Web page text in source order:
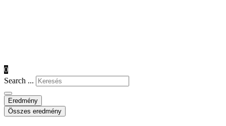
0
Search ...
Eredmény
Összes eredmény